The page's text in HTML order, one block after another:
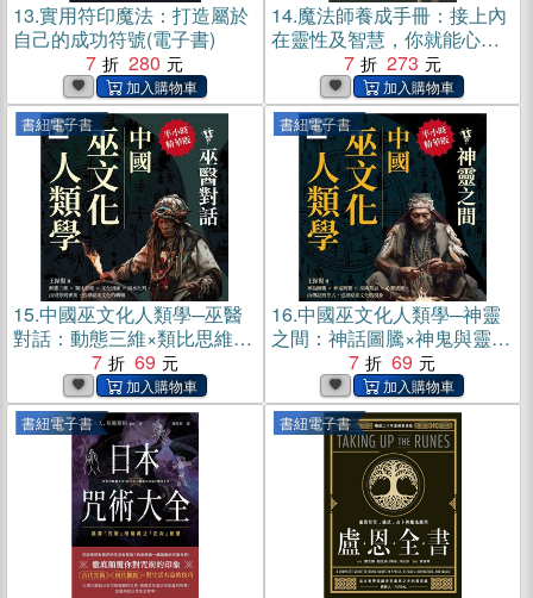
13.實用符印魔法：打造屬於
自己的成功符號(電子書)
7
280
14.魔法師養成手冊：接上內
在靈性及智慧，你就能心想
事成(電子書)
7 273
書紐電子書
15.中國巫文化人類學─巫醫
對話：動態三維×類比思維×
文化因緣×風水批判，由崇拜
到審美，追尋原巫文化的轉
嬗【純有聲】(電子書)
7 69
書紐電子書
16.中國巫文化人類學─神靈
之間：神話圖騰×神鬼與靈×
巫術禁忌×心靈感應，由傳說
到考古，追尋原巫文化的現
象【純有聲】(電子書)
7 69
書紐電子書 書紐電子書